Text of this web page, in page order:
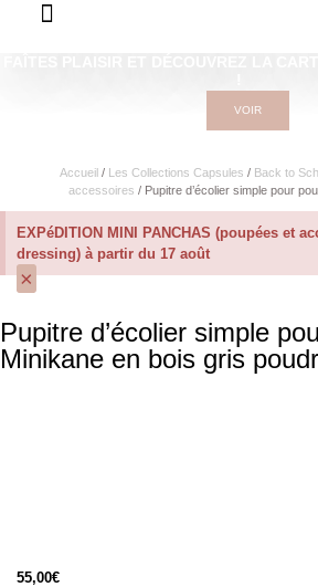
VOIR
Accueil / Les Collections Capsules / Back to
accessoires / Pupitre d’écolier simple pour
EXPéDITION MINI PANCHAS (poupées et
dressing) à partir du 17 août
×
Pupitre d’écolier simple
Minikane en bois gris
55,00€